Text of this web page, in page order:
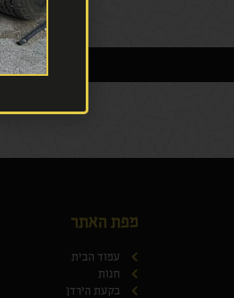
מפת האתר
עמוד הבית
חנות
בקעת הירדן